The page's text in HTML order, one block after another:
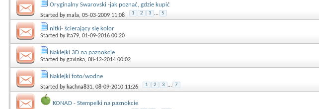
Oryginalny Swarovski -jak poznać, gdzie kupić
Started bymala, 05-03-2009 11:08 1 2 3 ... 5
nitki- ścierający się kolor
Started byita79, 01-09-2016 00:20
Naklejki 3D na paznokcie
Started bygavinka, 08-12-2014 00:02
Naklejki foto/wodne
Started by kachna831, 08-09-2010 11:26 1 2 3 ... 7
KONAD - Stempelki na paznokcie